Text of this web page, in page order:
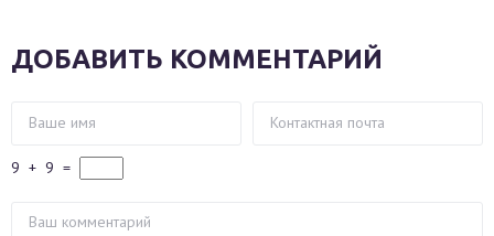
ДОБАВИТЬ КОММЕНТАРИЙ
9 + 9 =